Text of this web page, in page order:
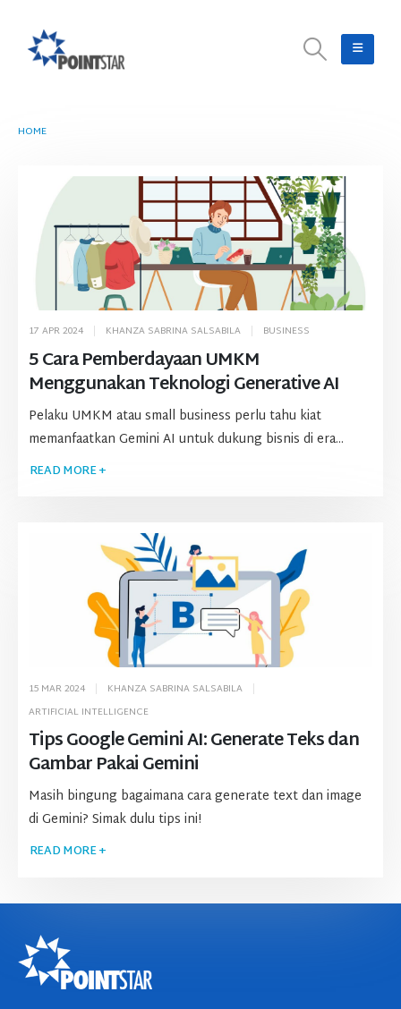
HOME
5 Cara Pemberdayaan UMKM
Menggunakan Teknologi Generative AI
17 APR 2024 KHANZA SABRINA SALSABILA BUSINESS
Pelaku UMKM atau small business perlu tahu kiat
memanfaatkan Gemini AI untuk dukung bisnis di era...
READ MORE +
Tips Google Gemini AI: Generate Teks dan
Gambar Pakai Gemini
15 MAR 2024
KHANZA SABRINA SALSABILA
ARTIFICIAL INTELLIGENCE
Masih bingung bagaimana cara generate text dan image
di Gemini? Simak dulu tips ini!
READ MORE +